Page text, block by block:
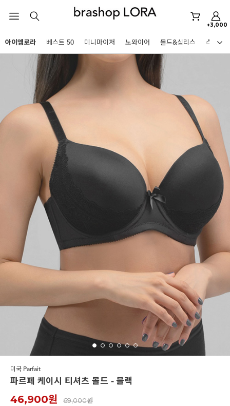
+3,000
HOT KEYWORDS
스포츠브라
르미스떼르
르미스떼르
아니타스포츠 고사드 스트랩리스
아이엠로라 베스트 50 미니마이저 노와이어 몰드&심리스 스포츠
미국 Parfait
파르페 케이시 티셔츠 몰드 - 블랙
46,900원 69,000원